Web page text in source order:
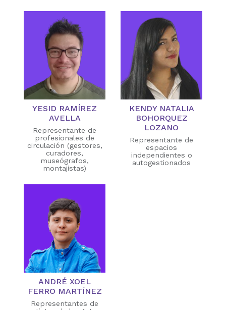
YESID RAMÍREZ
AVELLA
Representante de
profesionales de
circulación (gestores,
curadores,
museógrafos,
montajistas)
KENDY NATALIA
BOHORQUEZ
LOZANO
Representante de
espacios
independientes o
autogestionados
ANDRÉ XOEL
FERRO MARTÍNEZ
Representantes de